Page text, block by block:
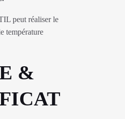
peut réaliser le
température
&